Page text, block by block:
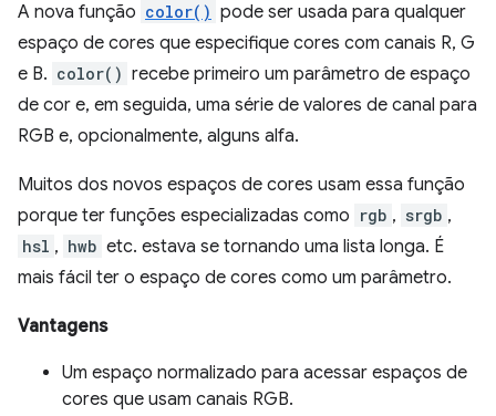
A nova função color() pode ser usada para qualquer
espaço de cores que especifique cores com canais R, G
e B. color() recebe primeiro um parâmetro de espaço
de cor e, em seguida, uma série de valores de canal para
RGB e, opcionalmente, alguns alfa.
Muitos dos novos espaços de cores usam essa função
porque ter funções especializadas como rgb , srgb ,
hsl , hwb etc. estava se tornando uma lista longa. É
mais fácil ter o espaço de cores como um parâmetro.
Vantagens
Um espaço normalizado para acessar espaços de
cores que usam canais RGB.